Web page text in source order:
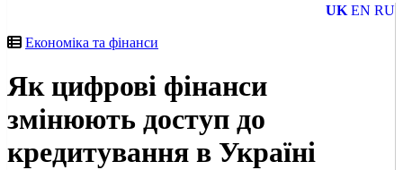
UK EN RU
Економіка та фінанси
Як цифрові фінанси
змінюють доступ до
кредитування в Україні